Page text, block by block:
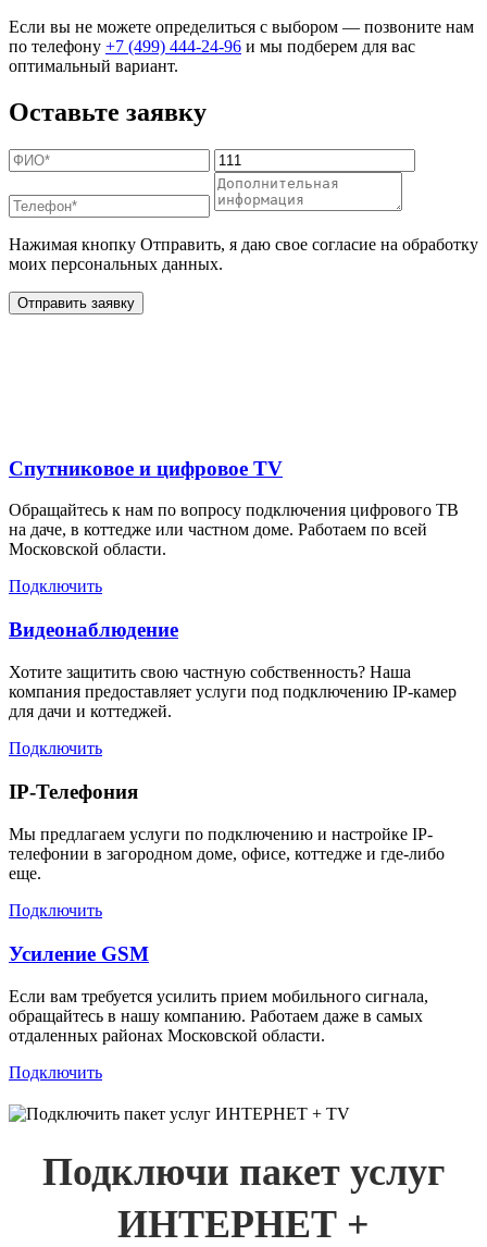
Если вы не можете определиться с выбором — позвоните нам
по телефону +7 (499) 444-24-96 и мы подберем для вас
оптимальный вариант.
Оставьте заявку
Нажимая кнопку Отправить, я даю свое согласие на обработку
моих персональных данных.
Отправить заявку
Спутниковое и цифровое TV
Обращайтесь к нам по вопросу подключения цифрового ТВ
на даче, в коттедже или частном доме. Работаем по всей
Московской области.
Подключить
Видеонаблюдение
Хотите защитить свою частную собственность? Наша
компания предоставляет услуги под подключению IP-камер
для дачи и коттеджей.
Подключить
IP-Телефония
Мы предлагаем услуги по подключению и настройке IP-
телефонии в загородном доме, офисе, коттедже и где-либо
еще.
Подключить
Усиление GSM
Если вам требуется усилить прием мобильного сигнала,
обращайтесь в нашу компанию. Работаем даже в самых
отдаленных районах Московской области.
Подключить
Подключи пакет услуг
ИНТЕРНЕТ +